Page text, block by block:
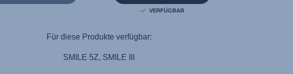
VERFÜGBAR
Für diese Produkte verfügbar:
SMILE 5Z, SMILE III